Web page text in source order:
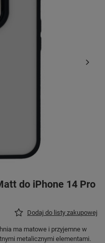
do iPhone 14 Pro
Dodaj do listy zakupowej
ma matowe i przyjemne w
metalicznymi elementami.